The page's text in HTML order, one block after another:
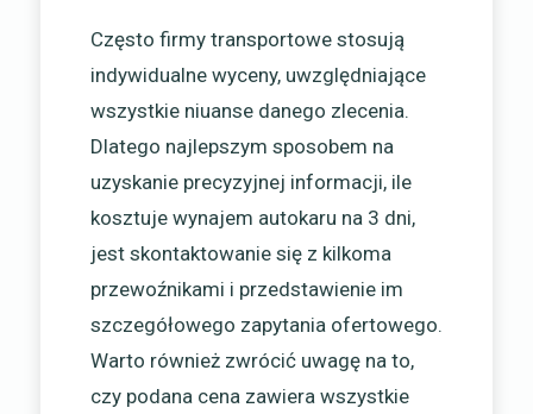
Często firmy transportowe stosują
indywidualne wyceny, uwzględniające
wszystkie niuanse danego zlecenia.
Dlatego najlepszym sposobem na
uzyskanie precyzyjnej informacji, ile
kosztuje wynajem autokaru na 3 dni,
jest skontaktowanie się z kilkoma
przewoźnikami i przedstawienie im
szczegółowego zapytania ofertowego.
Warto również zwrócić uwagę na to,
czy podana cena zawiera wszystkie